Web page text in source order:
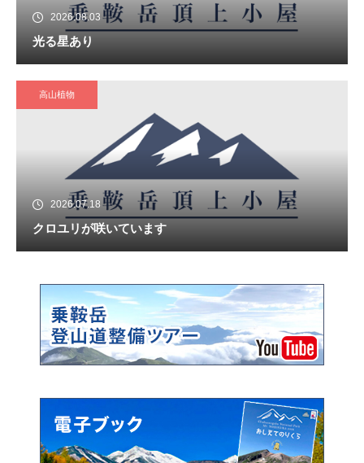
2026.08.03
光る星あり
高山植物
2026.07.18
クロユリが咲いています